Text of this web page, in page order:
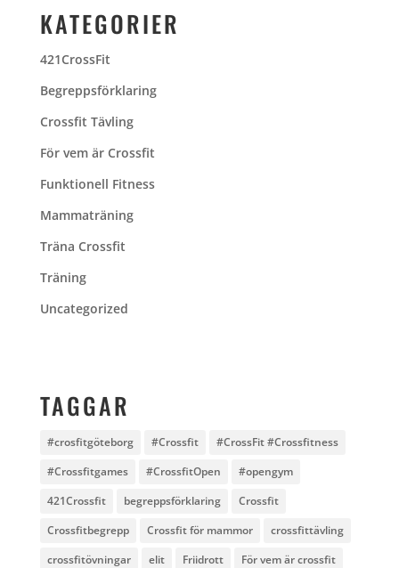
KATEGORIER
421CrossFit
Begreppsförklaring
Crossfit Tävling
För vem är Crossfit
Funktionell Fitness
Mammaträning
Träna Crossfit
Träning
Uncategorized
TAGGAR
#crosfitgöteborg #Crossfit
#CrossFit #Crossfitness
#Crossfitgames
#CrossfitOpen
#opengym
421Crossfit
begreppsförklaring
Crossfit
Crossfitbegrepp
Crossfit för mammor
crossfittävling
crossfitövningar
elit Friidrott
För vem är crossfit